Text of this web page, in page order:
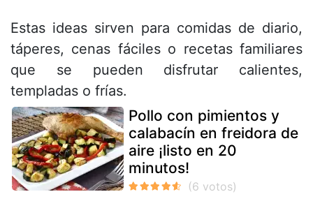
Estas ideas sirven para comidas de diario,
táperes, cenas fáciles o recetas familiares
que se pueden disfrutar calientes,
templadas o frías.
Pollo con pimientos y
calabacín en freidora de
aire ¡listo en 20
minutos!